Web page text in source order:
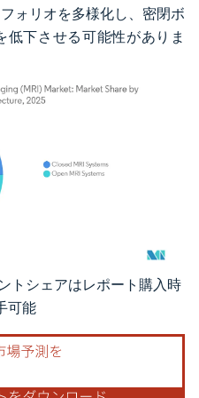
ォリオを多様化し、密閉ボ
下させる可能性がありま
CC BY 4.0の表示が必要です。
トシェアはレポート購入時
可能